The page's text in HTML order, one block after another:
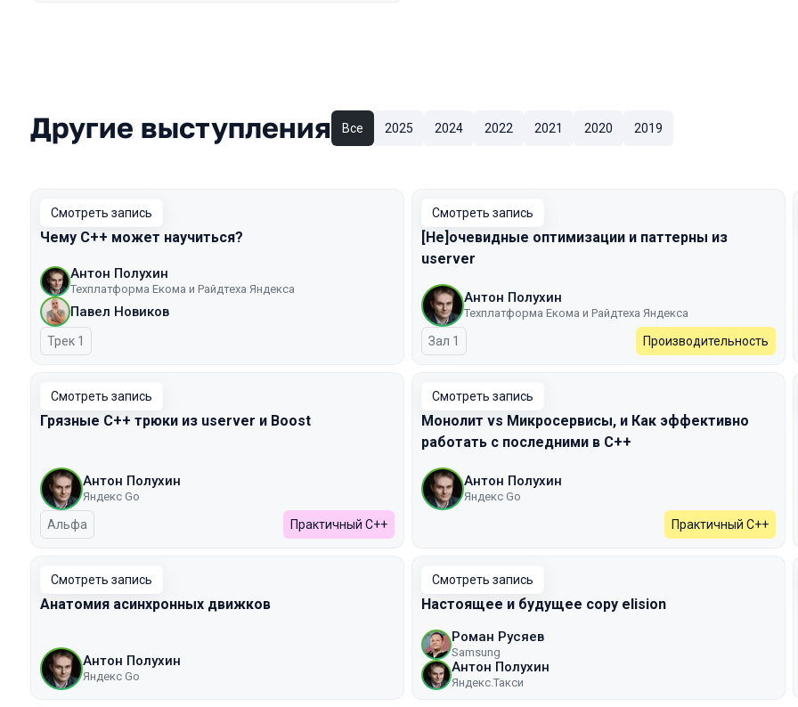
Другие выступления Все 2025 2024 2022 2021 2020 2019
Смотреть запись
Чему C++ может научиться?
Антон Полухин
Техплатформа Екома и Райдтеха Яндекса
Павел Новиков
Трек 1
Смотреть запись
[Не]очевидные оптимизации и паттерны из
userver
Антон Полухин
Техплатформа Екома и Райдтеха Яндекса
Зал 1 Производительность
Смотреть запись
Грязные C++ трюки из userver и Boost
Антон Полухин
Яндекс Go
Альфа Практичный C++
Смотреть запись
Монолит vs Микросервисы, и Как эффективно
работать с последними в C++
Антон Полухин
Яндекс Go
Практичный C++
Смотреть запись
Анатомия асинхронных движков
Антон Полухин
Яндекс Go
Смотреть запись
Настоящее и будущее copy elision
Роман Русяев
Samsung
Антон Полухин
Яндекс.Такси